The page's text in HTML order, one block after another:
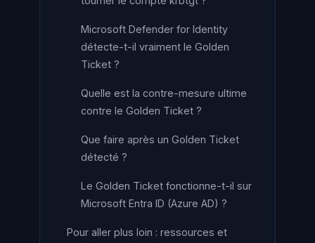
Microsoft Defender for Identity
détecte-t-il vraiment le Golden
Ticket ?
Quelle est la contre-mesure ultime
contre le Golden Ticket ?
Que faire après un Golden Ticket
détecté ?
Le Golden Ticket fonctionne-t-il sur
Microsoft Entra ID (Azure AD) ?
Pour aller plus loin : ressources et